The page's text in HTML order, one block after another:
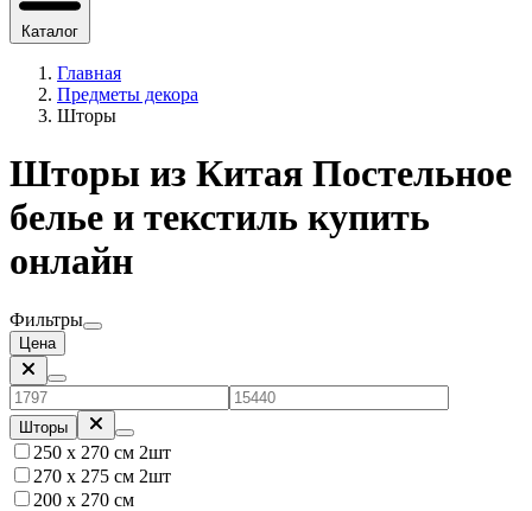
Каталог
Главная
Предметы декора
Шторы
Шторы из Китая Постельное
белье и текстиль купить
онлайн
Фильтры
Цена
Шторы
250 х 270 см 2шт
270 х 275 см 2шт
200 х 270 см